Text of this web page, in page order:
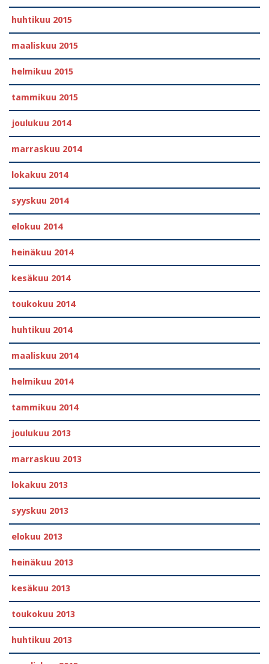
huhtikuu 2015
maaliskuu 2015
helmikuu 2015
tammikuu 2015
joulukuu 2014
marraskuu 2014
lokakuu 2014
syyskuu 2014
elokuu 2014
heinäkuu 2014
kesäkuu 2014
toukokuu 2014
huhtikuu 2014
maaliskuu 2014
helmikuu 2014
tammikuu 2014
joulukuu 2013
marraskuu 2013
lokakuu 2013
syyskuu 2013
elokuu 2013
heinäkuu 2013
kesäkuu 2013
toukokuu 2013
huhtikuu 2013